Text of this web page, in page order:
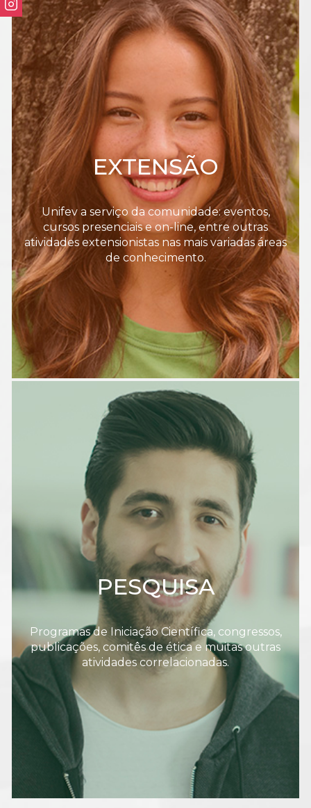
EXTENSÃO
Unifev a serviço da comunidade: eventos,
cursos presenciais e on-line, entre outras
atividades extensionistas nas mais variadas áreas
de conhecimento.
PESQUISA
Programas de Iniciação Científica, congressos,
publicações, comitês de ética e muitas outras
atividades correlacionadas.